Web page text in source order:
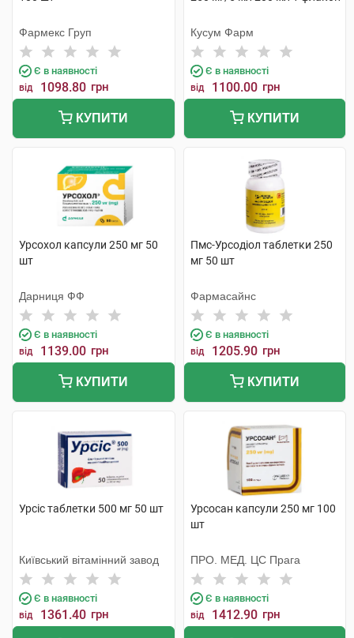
Фармекс Груп
Є в наявності
від 1098.80 грн
КУПИТИ
Кусум Фарм
Є в наявності
від 1100.00 грн
КУПИТИ
Урсохол капсули 250 мг 50
шт
Дарниця ФФ
Є в наявності
від 1139.00 грн
КУПИТИ
Пмс-Урсодіол таблетки 250
мг 50 шт
Фармасайнс
Є в наявності
від 1205.90 грн
КУПИТИ
Урсіс таблетки 500 мг 50 шт
Київський вітамінний завод
Є в наявності
від 1361.40 грн
Урсосан капсули 250 мг 100
шт
ПРО. МЕД. ЦС Прага
Є в наявності
від 1412.90 грн